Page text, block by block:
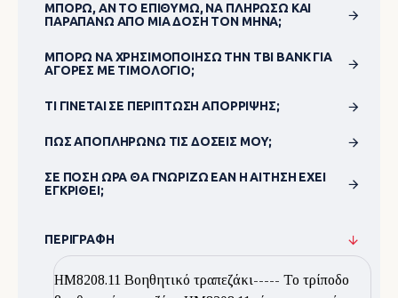
ΜΠΟΡΏ, ΑΝ ΤΟ ΕΠΙΘΥΜΏ, ΝΑ ΠΛΗΡΏΣΩ ΚΑΙ
ΠΑΡΑΠΆΝΩ ΑΠΌ ΜΊΑ ΔΌΣΗ ΤΟΝ ΜΉΝΑ;
ΜΠΟΡΏ ΝΑ ΧΡΗΣΙΜΟΠΟΊΗΣΩ ΤΗΝ TBI BANK ΓΙΑ
ΑΓΟΡΈΣ ΜΕ ΤΙΜΟΛΌΓΙΟ;
ΤΙ ΓΊΝΕΤΑΙ ΣΕ ΠΕΡΊΠΤΩΣΗ ΑΠΌΡΡΙΨΗΣ;
ΠΏΣ ΑΠΟΠΛΗΡΏΝΩ ΤΙΣ ΔΌΣΕΙΣ ΜΟΥ;
ΣΕ ΠΌΣΗ ΏΡΑ ΘΑ ΓΝΩΡΊΖΩ ΕΆΝ Η ΑΊΤΗΣΗ ΈΧΕΙ
ΕΓΚΡΙΘΕΊ;
ΠΕΡΙΓΡΑΦΉ
ΗΜ8208.11 Βοηθητικό τραπεζάκι----- Το τρίποδο